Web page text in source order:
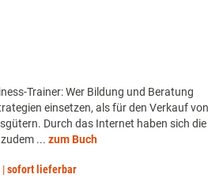
Trainer: Wer Bildung und Beratung
einsetzen, als für den Verkauf von
Durch das Internet haben sich die
... zum Buch
|sofort lieferbar